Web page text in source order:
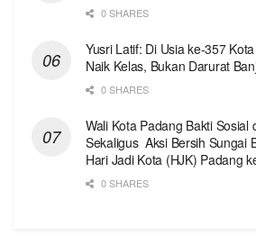
0 SHARES
Yusri Latif: Di Usia ke-357
Naik Kelas, Bukan Darurat
0 SHARES
Wali Kota Padang Bakti Sosial
Sekaligus Aksi Bersih Sungai
Hari Jadi Kota (HJK) Padang
0 SHARES